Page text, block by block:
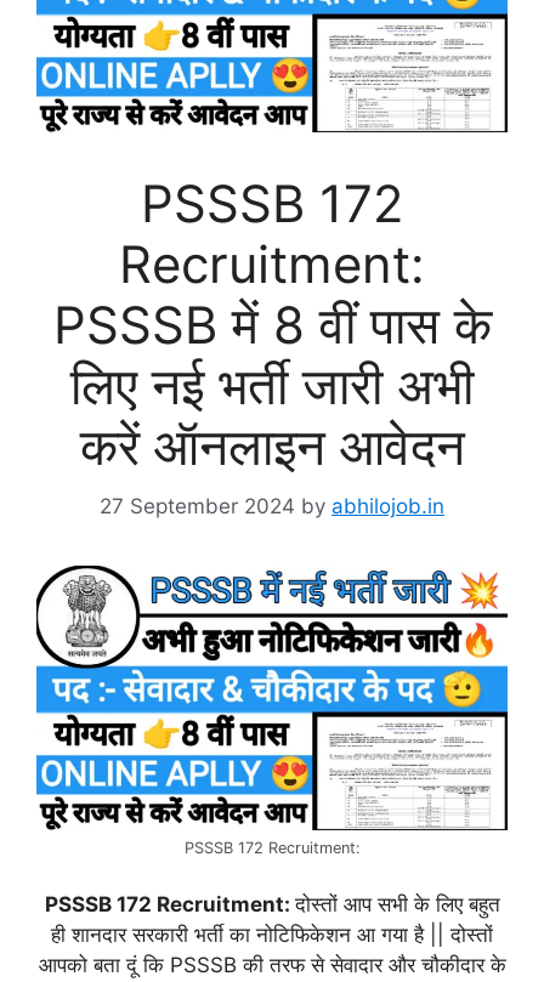
PSSSB 172
Recruitment:
PSSSB में 8 वीं पास के
लिए नई भर्ती जारी अभी
करें ऑनलाइन आवेदन
27 September 2024 by abhilojob.in
PSSSB 172 Recruitment:
PSSSB 172 Recruitment:दोस्तों आप सभी के लिए बहुत
ही शानदार सरकारी भर्ती का नोटिफिकेशन आ गया है || दोस्तों
आपको बता दूं कि PSSSB की तरफ से सेवादार और चौकीदार के